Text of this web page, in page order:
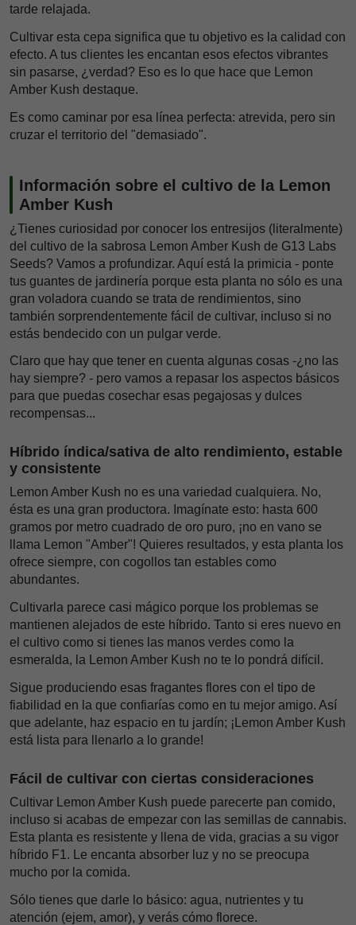
tarde relajada.
Cultivar esta cepa significa que tu objetivo es la calidad con
efecto. A tus clientes les encantan esos efectos vibrantes
sin pasarse, ¿verdad? Eso es lo que hace que Lemon
Amber Kush destaque.
Es como caminar por esa línea perfecta: atrevida, pero sin
cruzar el territorio del "demasiado".
Información sobre el cultivo de la Lemon
Amber Kush
¿Tienes curiosidad por conocer los entresijos (literalmente)
del cultivo de la sabrosa Lemon Amber Kush de G13 Labs
Seeds? Vamos a profundizar. Aquí está la primicia - ponte
tus guantes de jardinería porque esta planta no sólo es una
gran voladora cuando se trata de rendimientos, sino
también sorprendentemente fácil de cultivar, incluso si no
estás bendecido con un pulgar verde.
Claro que hay que tener en cuenta algunas cosas -¿no las
hay siempre? - pero vamos a repasar los aspectos básicos
para que puedas cosechar esas pegajosas y dulces
recompensas...
Híbrido índica/sativa de alto rendimiento, estable
y consistente
Lemon Amber Kush no es una variedad cualquiera. No,
ésta es una gran productora. Imagínate esto: hasta 600
gramos por metro cuadrado de oro puro, ¡no en vano se
llama Lemon "Amber"! Quieres resultados, y esta planta los
ofrece siempre, con cogollos tan estables como
abundantes.
Cultivarla parece casi mágico porque los problemas se
mantienen alejados de este híbrido. Tanto si eres nuevo en
el cultivo como si tienes las manos verdes como la
esmeralda, la Lemon Amber Kush no te lo pondrá difícil.
Sigue produciendo esas fragantes flores con el tipo de
fiabilidad en la que confiarías como en tu mejor amigo. Así
que adelante, haz espacio en tu jardín; ¡Lemon Amber Kush
está lista para llenarlo a lo grande!
Fácil de cultivar con ciertas consideraciones
Cultivar Lemon Amber Kush puede parecerte pan comido,
incluso si acabas de empezar con las semillas de cannabis.
Esta planta es resistente y llena de vida, gracias a su vigor
híbrido F1. Le encanta absorber luz y no se preocupa
mucho por la comida.
Sólo tienes que darle lo básico: agua, nutrientes y tu
atención (ejem, amor), y verás cómo florece.